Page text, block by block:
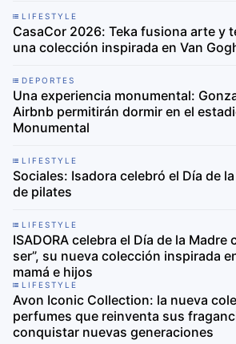
LIFESTYLE
CasaCor 2026: Teka fusiona arte y
una colección inspirada en Van
DEPORTES
Una experiencia monumental:
Airbnb permitirán dormir en el
Monumental
LIFESTYLE
Sociales: Isadora celebró el Día de
de pilates
LIFESTYLE
ISADORA celebra el Día de la Madre
ser”, su nueva colección inspirada
mamá e hijos
LIFESTYLE
Avon Iconic Collection: la nueva
perfumes que reinventa sus
conquistar nuevas generaciones